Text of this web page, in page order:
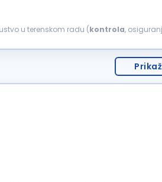
(izjava o poverljivosti je uslov rada) Vozačka dozvola B kategorije — aktivan vozač Prednost: Iskustvo u terenskom radu (kontrola,